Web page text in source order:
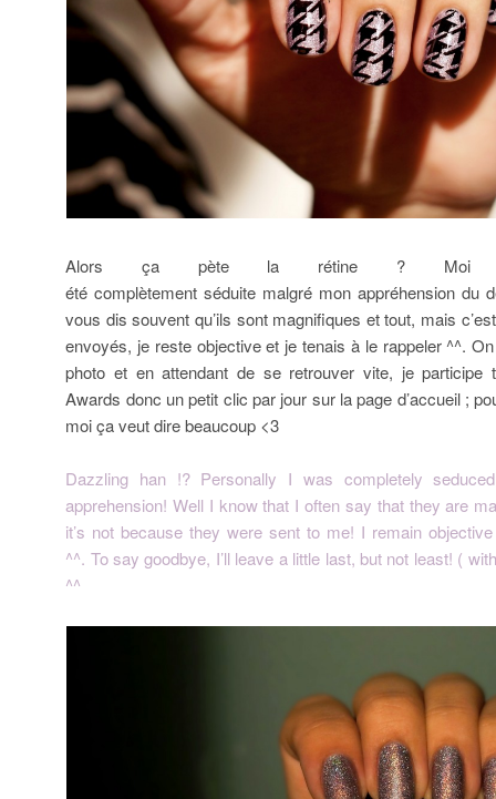
Alors ça pète la rétine ? Moi
été complètement séduite malgré mon appréhension du
vous dis souvent qu’ils sont magnifiques et tout, mais
envoyés, je reste objective et je tenais à le rappeler ^^.
photo et en attendant de se retrouver vite, je participe
Awards donc un petit clic par jour sur la page d’accueil ;
moi ça veut dire beaucoup <3
Dazzling han !? Personally I was completely
apprehension! Well I know that I often say that they are
it’s not because they were sent to me! I remain
^^. To say goodbye, I’ll leave a little last, but not least! (
^^